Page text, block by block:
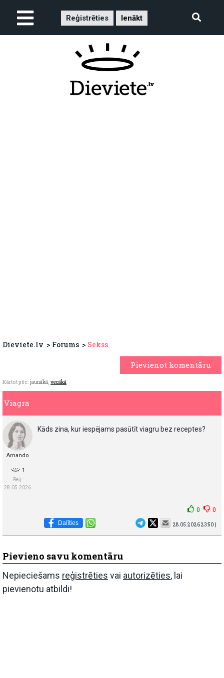
Reģistrēties Ienākt
Dieviete.lv Forums Sekss
Pievienot komentāru
Kārtot pēc: jaunākā, vecākā
Viagra
Arnando
1
Reģ:
28.05.2026
Kāds zina, kur iespējams pasūtīt viagru bez receptes?
0 0
Dalīties 28.05.2026 23:50 |
Pievieno savu komentāru
Nepieciešams reģistrēties vai autorizēties, lai
pievienotu atbildi!